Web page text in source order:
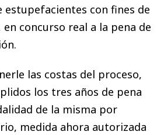
estupefacientes con fines de
concurso real a la pena de
las costas del proceso,
los tres años de pena
de la misma por
medida ahora autorizada